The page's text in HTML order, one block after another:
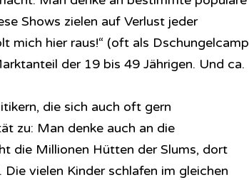
Shows zielen auf Verlust jeder
mich hier raus!“ (oft als Dschungelcamp
der 19 bis 49 Jährigen. Und ca.
die sich auch oft gern
zu: Man denke auch an die
die Millionen Hütten der Slums, dort
vielen Kinder schlafen im gleichen